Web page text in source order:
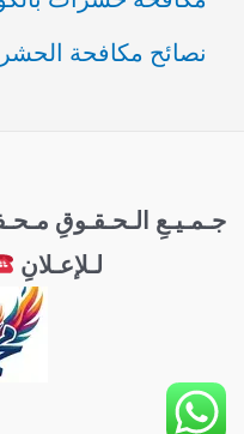
نصائح مكافحة
جـمـيـعِ الـحـقـوقِ
لـلإعـلانِ